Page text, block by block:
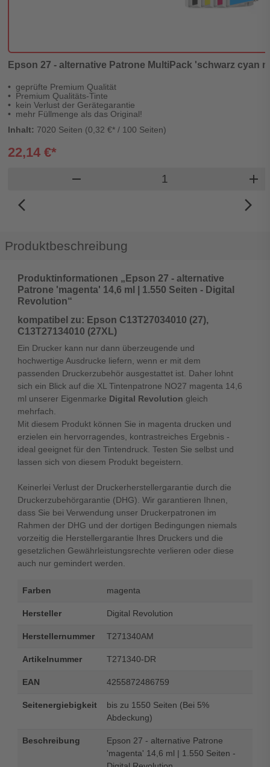
Epson 27 - alternative Patrone MultiPack 'schwarz cyan
geprüfte Premium Qualität
Premium Qualitäts-Tinte
kein Verlust der Gerätegarantie
mehr Füllmenge als das Original!
Inhalt: 7020 Seiten (0,32 €* / 100 Seiten)
22,14 €*
remove Produkt Warenkorbadd
arrow_back_ios_new
arrow_forward_ios
Produktbeschreibung
Produktinformationen „Epson 27 - alternative
Patrone 'magenta' 14,6 ml | 1.550 Seiten - Digital
Revolution“
kompatibel zu: Epson C13T27034010 (27),
C13T27134010 (27XL)
Ein Drucker kann nur dann überzeugende und
hochwertige Ausdrucke liefern, wenn er mit dem
passenden Druckerzubehör ausgestattet ist. Daher lohnt
sich ein Blick auf die XL Tintenpatrone NO27 magenta 14,6
ml unserer Eigenmarke Digital Revolution gleich
mehrfach.
Mit diesem Produkt können Sie in magenta drucken und
erzielen ein hervorragendes, kontrastreiches Ergebnis -
ideal geeignet für den Tintendruck. Testen Sie selbst und
lassen sich von diesem Produkt begeistern.
Keinerlei Verlust der Druckerherstellergarantie durch die
Druckerzubehörgarantie (DHG). Wir garantieren Ihnen,
dass Sie bei Verwendung unser Druckerpatronen im
Rahmen der DHG und der dortigen Bedingungen niemals
vorzeitig die Herstellergarantie Ihres Druckers und die
gesetzlichen Gewährleistungsrechte verlieren oder diese
auch nur gemindert werden.
Farben magenta
Hersteller Digital Revolution
Herstellernummer T271340AM
Artikelnummer T271340-DR
EAN 4255872486759
Seitenergiebigkeit
bis zu 1550 Seiten (Bei 5%
Abdeckung)
Beschreibung
Epson 27 - alternative Patrone
'magenta' 14,6 ml | 1.550 Seiten -